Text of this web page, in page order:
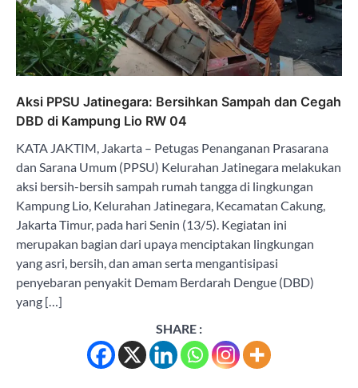
Aksi PPSU Jatinegara: Bersihkan Sampah dan Cegah
DBD di Kampung Lio RW 04
KATA JAKTIM, Jakarta – Petugas Penanganan Prasarana
dan Sarana Umum (PPSU) Kelurahan Jatinegara melakukan
aksi bersih-bersih sampah rumah tangga di lingkungan
Kampung Lio, Kelurahan Jatinegara, Kecamatan Cakung,
Jakarta Timur, pada hari Senin (13/5). Kegiatan ini
merupakan bagian dari upaya menciptakan lingkungan
yang asri, bersih, dan aman serta mengantisipasi
penyebaran penyakit Demam Berdarah Dengue (DBD)
yang […]
SHARE :